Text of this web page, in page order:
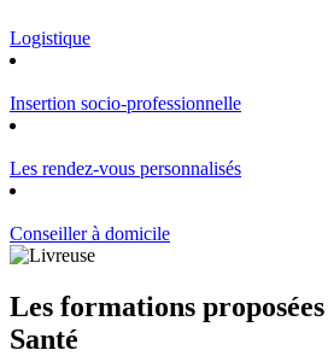
Logistique
Insertion socio-professionnelle
Les rendez-vous personnalisés
Conseiller à domicile
Les formations
Santé